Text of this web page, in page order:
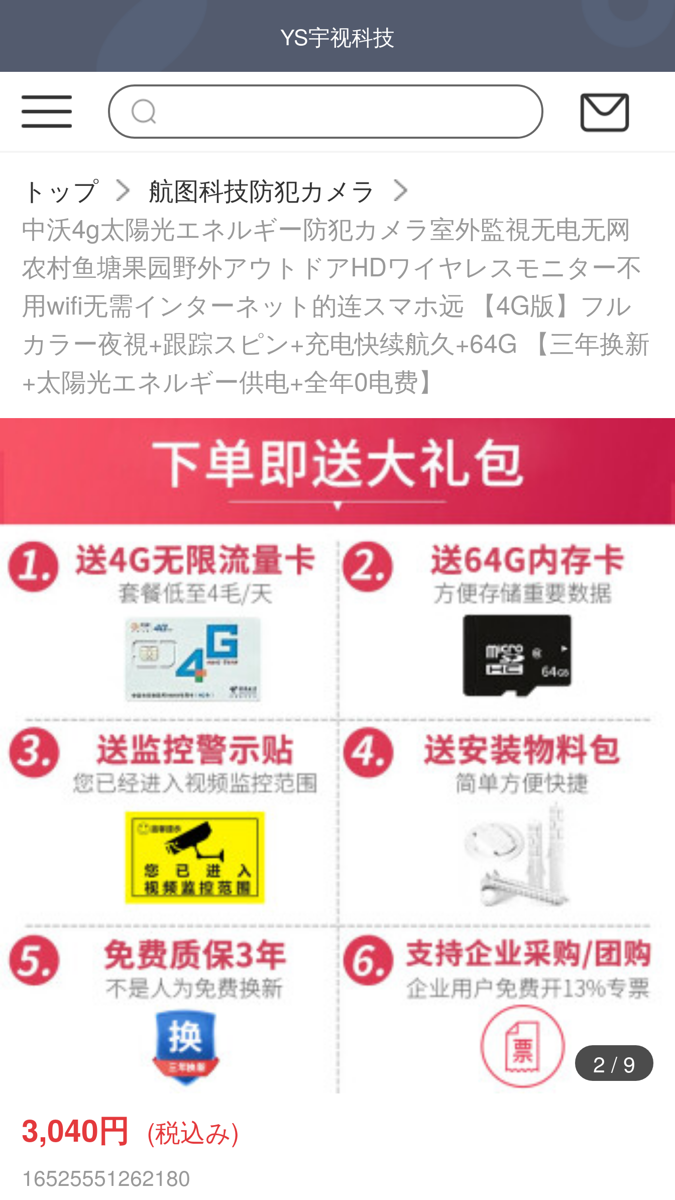
YS宇视科技
トップ
航图科技防犯カメラ
中沃4g太陽光エネルギー防犯カメラ室外監視无电无网
农村鱼塘果园野外アウトドアHDワイヤレスモニター不
用wifi无需インターネット的连スマホ远 【4G版】フル
カラー夜視+跟踪スピン+充电快续航久+64G 【三年换新
+太陽光エネルギー供电+全年0电费】
2 / 9
3,040円 (税込み)
16525551262180